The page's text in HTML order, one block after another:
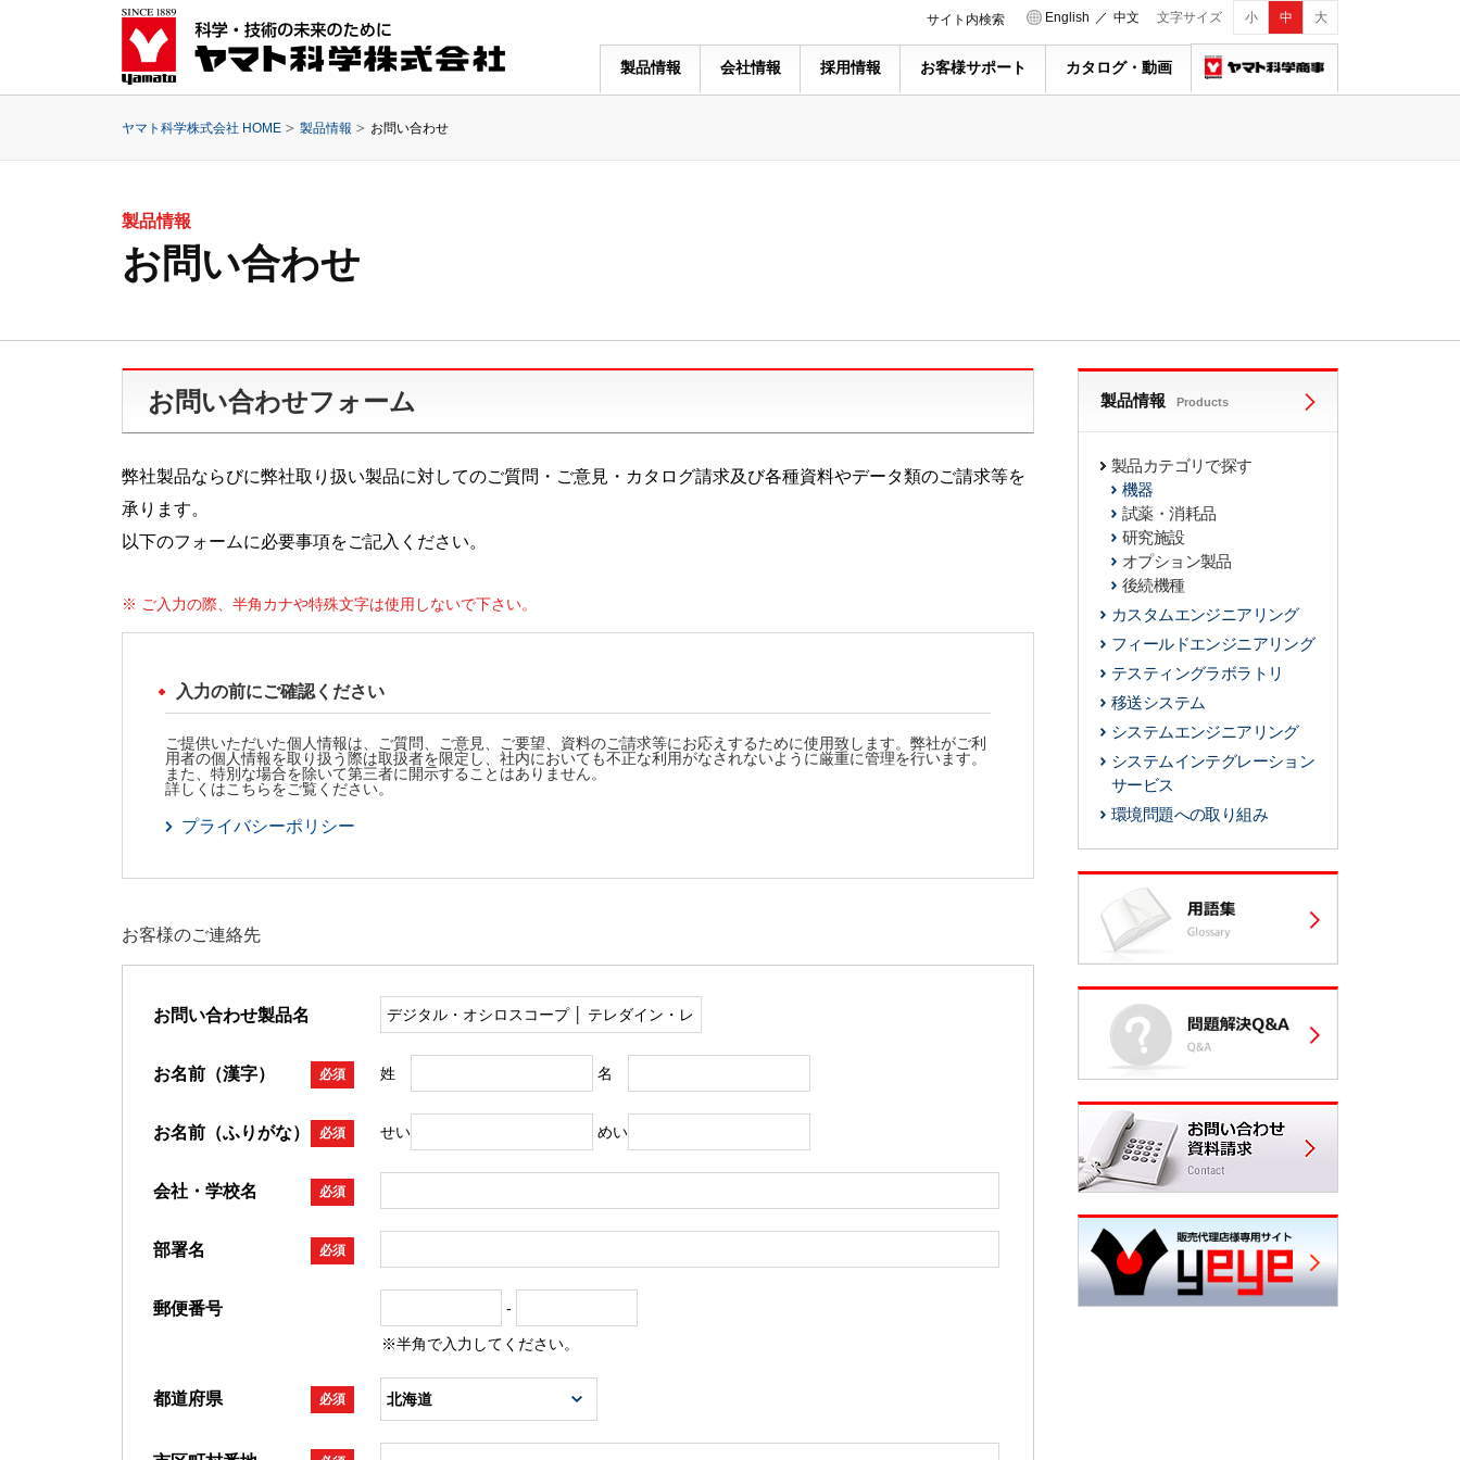
文字サイズ 小 中 大
English ／ 中文
サイト内検索
製品情報 会社情報 採用情報 お客様サポート カタログ・動画
ヤマト科学株式会社 HOME 製品情報 お問い合わせ
製品情報
お問い合わせ
お問い合わせフォーム
弊社製品ならびに弊社取り扱い製品に対してのご質問・ご意見・カタログ請求及び各種資料やデータ類のご請求等を
承ります。
以下のフォームに必要事項をご記入ください。
※ ご入力の際、半角カナや特殊文字は使用しないで下さい。
入力の前にご確認ください
ご提供いただいた個人情報は、ご質問、ご意見、ご要望、資料のご請求等にお応えするために使用致します。弊社がご利
用者の個人情報を取り扱う際は取扱者を限定し、社内においても不正な利用がなされないように厳重に管理を行います。
また、特別な場合を除いて第三者に開示することはありません。
詳しくはこちらをご覧ください。
プライバシーポリシー
お客様のご連絡先
お問い合わせ製品名
お名前（漢字） 必須 姓 名
お名前（ふりがな） 必須 せい めい
会社・学校名 必須
部署名 必須
郵便番号 -
※半角で入力してください。
都道府県 必須
製品情報 Products
製品カテゴリで探す
機器
試薬・消耗品
研究施設
オプション製品
後続機種
カスタムエンジニアリング
フィールドエンジニアリング
テスティングラボラトリ
移送システム
システムエンジニアリング
システムインテグレーション
サービス
環境問題への取り組み